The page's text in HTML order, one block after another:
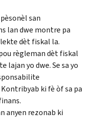
san
lan dwe montre pa
dèt fiskal la.
règleman dèt fiskal
lajan yo dwe. Se sa yo
ki fè òf sa pa
anyen rezonab ki